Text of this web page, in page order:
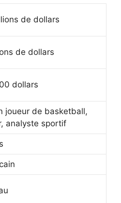
de dollars
de dollars
dollars
joueur de basketball,
analyste sportif